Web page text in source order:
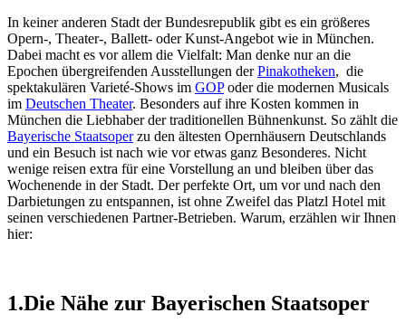
In keiner anderen Stadt der Bundesrepublik gibt es ein größeres
Opern-, Theater-, Ballett- oder Kunst-Angebot wie in München.
Dabei macht es vor allem die Vielfalt: Man denke nur an die
Epochen übergreifenden Ausstellungen derPinakotheken, die
spektakulären Varieté-Shows im GOPoder die modernen Musicals
im Deutschen Theater. Besonders auf ihre Kosten kommen in
München die Liebhaber der traditionellen Bühnenkunst. So zählt die
Bayerische Staatsoperzu den ältesten Opernhäusern Deutschlands
und ein Besuch ist nach wie vor etwas ganz Besonderes. Nicht
wenige reisen extra für eine Vorstellung an und bleiben über das
Wochenende in der Stadt. Der perfekte Ort, um vor und nach den
Darbietungen zu entspannen, ist ohne Zweifel das Platzl Hotel mit
seinen verschiedenen Partner-Betrieben. Warum, erzählen wir Ihnen
hier:
1.Die Nähe zur Bayerischen Staatsoper